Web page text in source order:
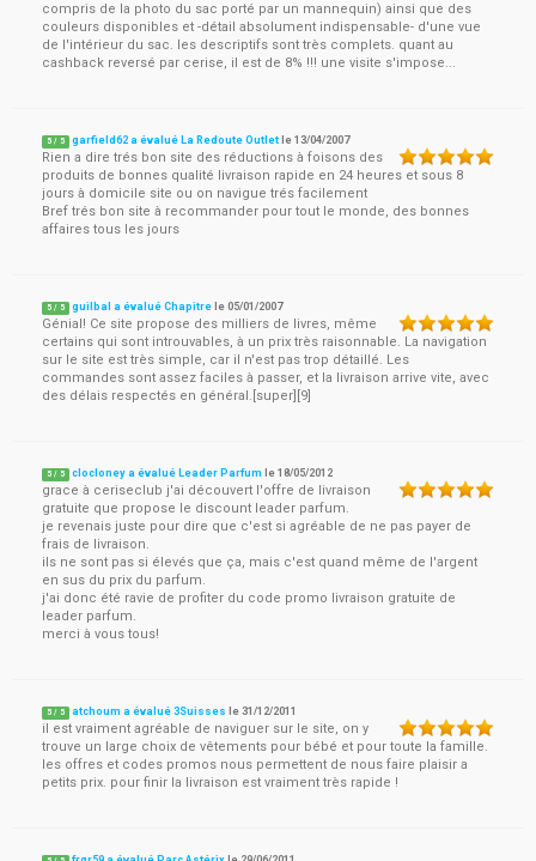
compris de la photo du sac porté par un mannequin) ainsi que des
couleurs disponibles et -détail absolument indispensable- d'une vue
de l'intérieur du sac. les descriptifs sont très complets. quant au
cashback reversé par cerise, il est de 8% !!! une visite s'impose...
5 / 5 garfield62 a évalué La Redoute Outlet le13/04/2007
Rien a dire trés bon site des réductions à foisons des
produits de bonnes qualité livraison rapide en 24 heures et sous 8
jours à domicile site ou on navigue trés facilement
Bref trés bon site à recommander pour tout le monde, des bonnes
affaires tous les jours
5 / 5 guilbal a évalué Chapitre le05/01/2007
Génial! Ce site propose des milliers de livres, même
certains qui sont introuvables, à un prix très raisonnable. La navigation
sur le site est très simple, car il n'est pas trop détaillé. Les
commandes sont assez faciles à passer, et la livraison arrive vite, avec
des délais respectés en général.[super][9]
5 / 5 clocloney a évalué Leader Parfum le18/05/2012
grace à ceriseclub j'ai découvert l'offre de livraison
gratuite que propose le discount leader parfum.
je revenais juste pour dire que c'est si agréable de ne pas payer de
frais de livraison.
ils ne sont pas si élevés que ça, mais c'est quand même de l'argent
en sus du prix du parfum.
j'ai donc été ravie de profiter du code promo livraison gratuite de
leader parfum.
merci à vous tous!
5 / 5 atchoum a évalué 3Suisses le31/12/2011
il est vraiment agréable de naviguer sur le site, on y
trouve un large choix de vêtements pour bébé et pour toute la famille.
les offres et codes promos nous permettent de nous faire plaisir a
petits prix. pour finir la livraison est vraiment très rapide !